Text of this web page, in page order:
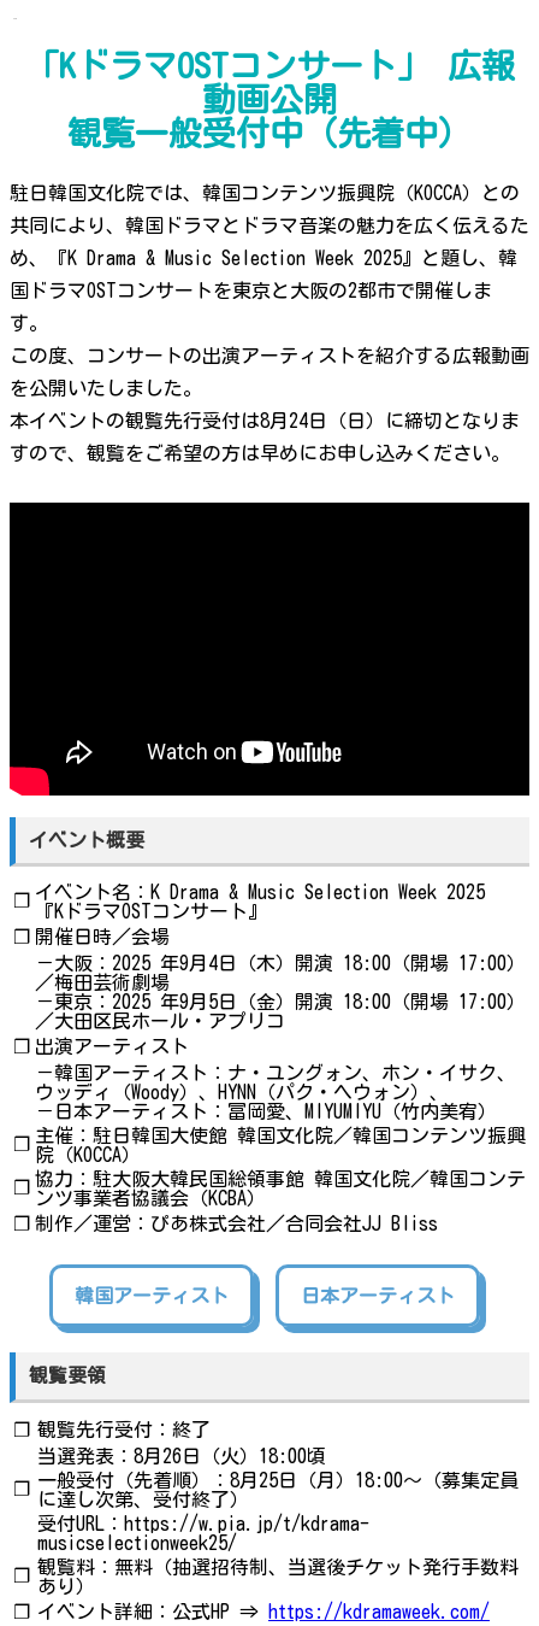
「KドラマOSTコンサート」 広報
動画公開
観覧一般受付中（先着中）
駐日韓国文化院では、韓国コンテンツ振興院（KOCCA）との
共同により、韓国ドラマとドラマ音楽の魅力を広く伝えるた
め、『K Drama & Music Selection Week 2025』と題し、韓
国ドラマOSTコンサートを東京と大阪の2都市で開催しま
す。
この度、コンサートの出演アーティストを紹介する広報動画
を公開いたしました。
本イベントの観覧先行受付は8月24日（日）に締切となりま
すので、観覧をご希望の方は早めにお申し込みください。
イベント概要
❐ イベント名：K Drama & Music Selection Week 2025
『KドラマOSTコンサート』
❐ 開催日時／会場
－大阪：2025 年9月4日（木）開演 18:00（開場 17:00）
／梅田芸術劇場
－東京：2025 年9月5日（金）開演 18:00（開場 17:00）
／大田区民ホール・アプリコ
❐ 出演アーティスト
－韓国アーティスト：ナ・ユングォン、ホン・イサク、
ウッディ（Woody）、HYNN（パク・ヘウォン）、
－日本アーティスト：冨岡愛、MIYUMIYU（竹内美宥）
❐ 主催：駐日韓国大使館 韓国文化院／韓国コンテンツ振興
院（KOCCA）
❐ 協力：駐大阪大韓民国総領事館 韓国文化院／韓国コンテ
ンツ事業者協議会（KCBA）
❐ 制作／運営：ぴあ株式会社／合同会社JJ Bliss
韓国アーティスト 日本アーティスト
観覧要領
❐ 観覧先行受付：終了
当選発表：8月26日（火）18:00頃
❐ 一般受付（先着順）：8月25日（月）18:00〜（募集定員
に達し次第、受付終了）
受付URL：https://w.pia.jp/t/kdrama-
musicselectionweek25/
❐ 観覧料：無料（抽選招待制、当選後チケット発行手数料
あり）
❐ イベント詳細：公式HP ⇒ https://kdramaweek.com/